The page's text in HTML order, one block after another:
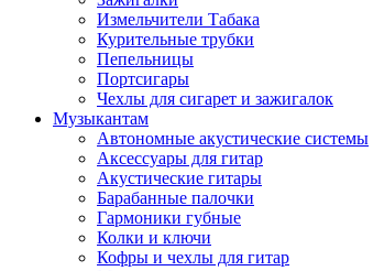
Измельчители Табака
Курительные трубки
Пепельницы
Портсигары
Чехлы для сигарет и зажигалок
Музыкантам
Автономные акустические системы
Аксессуары для гитар
Акустические гитары
Барабанные палочки
Гармоники губные
Колки и ключи
Кофры и чехлы для гитар